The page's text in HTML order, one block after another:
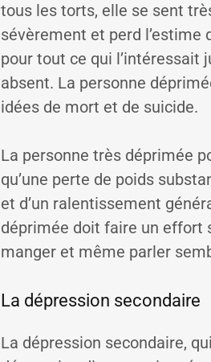
tous les torts, elle se sent
sévèrement et perd l’estime
pour tout ce qui l’intéressait
absent. La personne
idées de mort et de suicide.
La personne très déprimée
qu’une perte de poids
et d’un ralentissement
déprimée doit faire un effort
manger et même parler
La dépression secondaire
La dépression secondaire,